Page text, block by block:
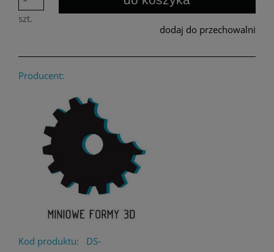
szt.
dodaj do przechowalni
Producent:
Kod produktu:
DS-